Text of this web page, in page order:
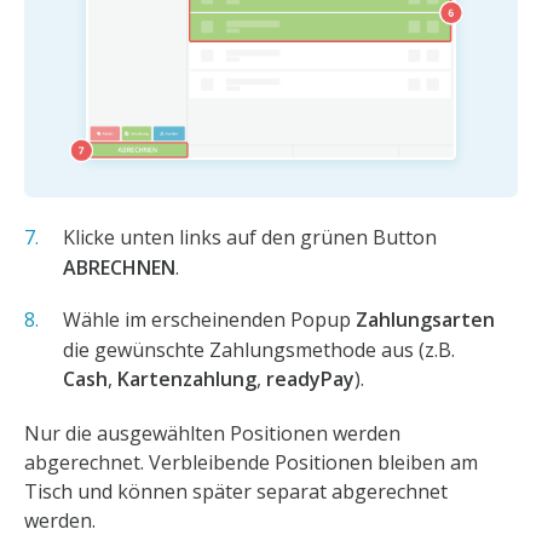
Klicke unten links auf den grünen Button
ABRECHNEN.
Wähle im erscheinenden Popup Zahlungsarten
die gewünschte Zahlungsmethode aus (z.B.
Cash, Kartenzahlung, readyPay).
Nur die ausgewählten Positionen werden
abgerechnet. Verbleibende Positionen bleiben am
Tisch und können später separat abgerechnet
werden.